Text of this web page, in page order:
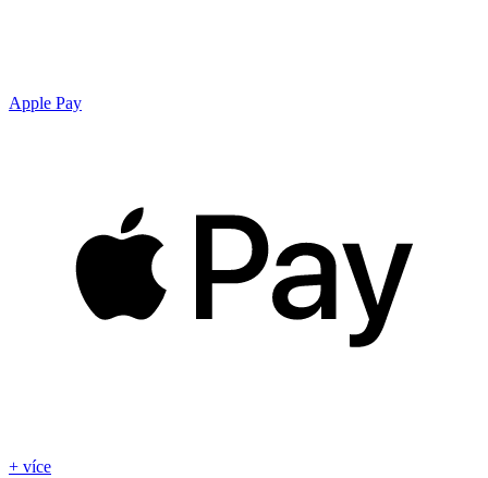
Apple Pay
+ více